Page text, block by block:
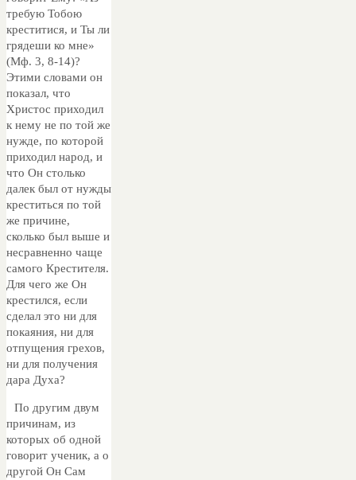
требую Тобою
креститися, и Ты ли
грядеши ко мне»
(Мф. 3, 8-14)?
Этими словами он
показал, что
Христос приходил
к нему не по той же
нужде, по которой
приходил народ, и
что Он столько
далек был от нужды
креститься по той
же причине,
сколько был выше и
несравненно чаще
самого Крестителя.
Для чего же Он
крестился, если
сделал это ни для
покаяния, ни для
отпущения грехов,
ни для получения
дара Духа?
По другим двум
причинам, из
которых об одной
говорит ученик, а о
другой Он Сам